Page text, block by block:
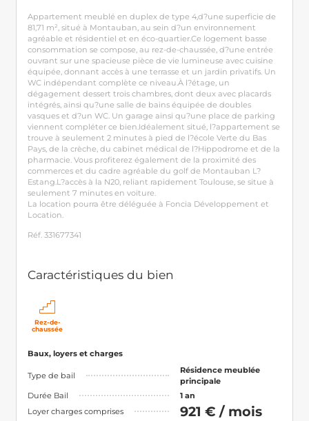
Appartement meublé en duplex de type 4,d?une superficie de
81,71 m², situé à Montauban, au sein d?un environnement
agréable et résidentiel et en éco-quartier.Ce logement basse
consommation se compose, au rez-de-chaussée, d?une entrée
ouvrant sur une spacieuse pièce de vie lumineuse avec cuisine
équipée, donnant accès à une terrasse et un jardin privatifs. Un
WC indépendant complète ce niveau.À l?étage, un
dégagement dessert trois chambres, dont deux avec placards
intégrés, ainsi qu?une salle de bains équipée de doubles
vasques et d?un WC. Un garage ainsi qu?une place de parking
viennent compléter ce bien.Idéalement situé, l?appartement se
trouve à seulement 2 minutes à pied de l?école Verte du Bas
Pays, de la crèche, du cabinet médical de l?Hippodrome et de la
pharmacie. Vous profiterez également de la proximité des
commerces et du cadre agréable du golf de Montauban L?
Estang.L?accès à la N20, reliant rapidement Toulouse, se situe à
seulement 7 minutes en voiture.
La location pourra être déléguée à Foncia Développement et
Location.
Réf. 331677341
Caractéristiques du bien
Rez-de-
chaussée
Baux, loyers et charges
Type de bail
Résidence meublée
principale
Durée Bail
1 an
Loyer charges comprises
921 € / mois